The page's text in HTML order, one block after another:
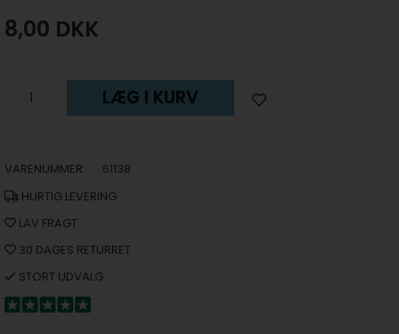
8,00 DKK
LÆG I KURV
VARENUMMER:
61138
HURTIG LEVERING
LAV FRAGT
30 DAGES RETURRET
STORT UDVALG